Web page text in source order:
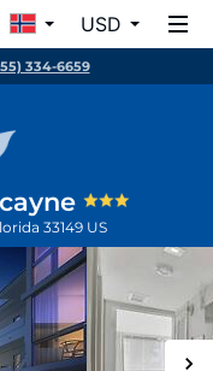
USD
334-6659
33149 US